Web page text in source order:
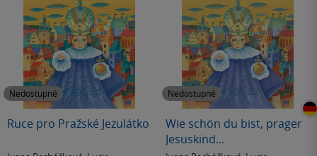
Nedostupné
Ruce pro Pražské Jezulátko
Nedostupné
Wie schön du bist, prager
Jesuskind...